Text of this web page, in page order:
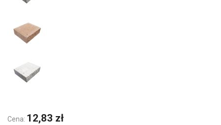
Cena: 12,83 zł